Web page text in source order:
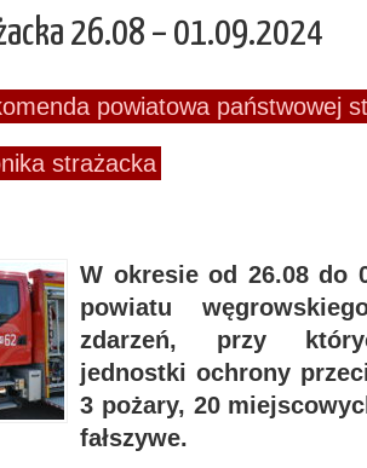
26.08 – 01.09.2024
powiatowa państwowej
strażacka
W okresie od 26.08 do
powiatu
zdarzeń, przy
jednostki ochrony
3 pożary, 20
fałszywe.